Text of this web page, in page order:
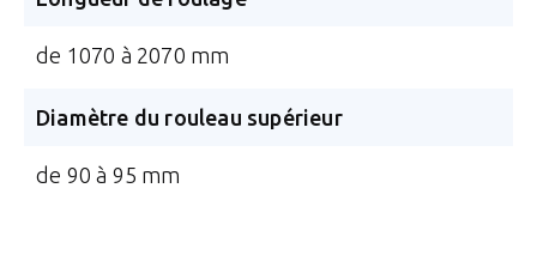
de 1070 à 2070 mm
Diamètre du rouleau supérieur
de 90 à 95 mm